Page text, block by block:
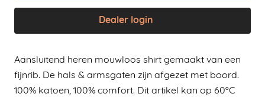
Dealer login
Aansluitend heren mouwloos shirt gemaakt van een
fijnrib. De hals & armsgaten zijn afgezet met boord.
100% katoen, 100% comfort. Dit artikel kan op 60ºC